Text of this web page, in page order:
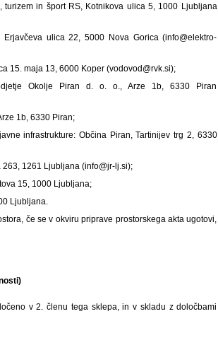
in šport RS, Kotnikova ulica 5, 1000 Ljubljana
ulica 22, 5000 Nova Gorica (info@elektro-
15. maja 13, 6000 Koper (vodovod@rvk.si);
Okolje Piran d. o. o., Arze 1b, 6330 Piran
1b, 6330 Piran;
infrastrukture: Občina Piran, Tartinijev trg 2, 6330
1261 Ljubljana (info@jr-lj.si);
15, 1000 Ljubljana;
Ljubljana.
če se v okviru priprave prostorskega akta ugotovi,
v 2. členu tega sklepa, in v skladu z določbami